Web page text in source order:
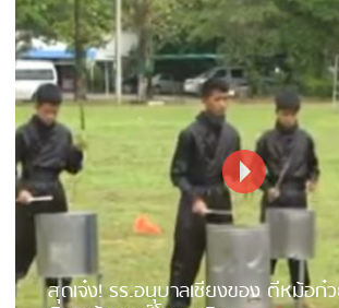
สุดเจ๋ง! รร.อนุบาลเชียงของ ตีหม้อก๋